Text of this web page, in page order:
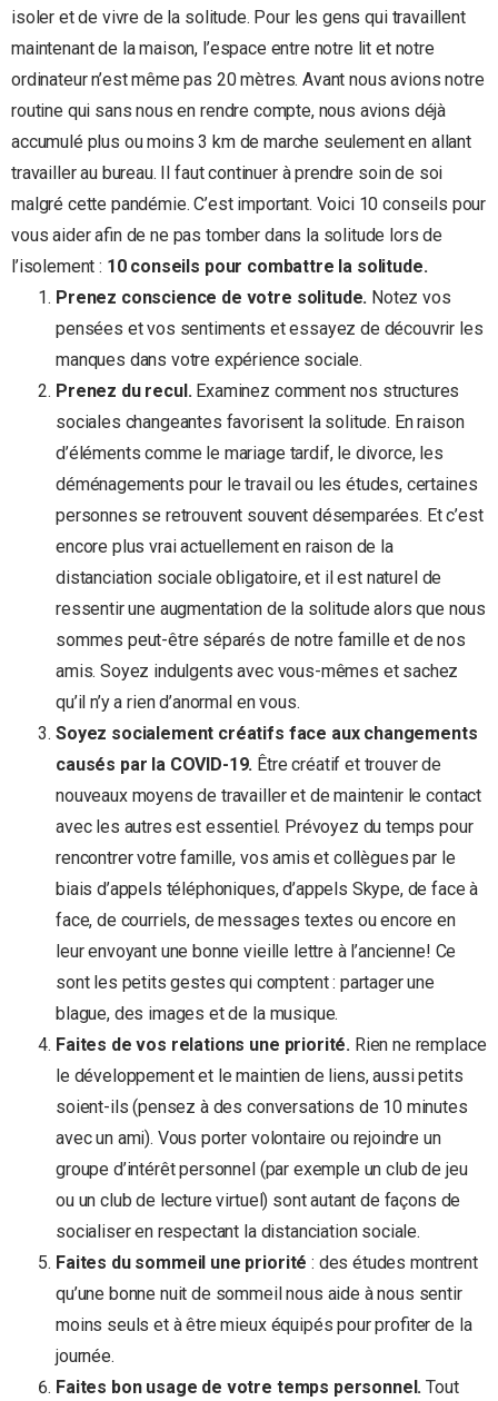
isoler et de vivre de la solitude. Pour les gens qui travaillent
maintenant de la maison, l’espace entre notre lit et notre
ordinateur n’est même pas 20 mètres. Avant nous avions notre
routine qui sans nous en rendre compte, nous avions déjà
accumulé plus ou moins 3 km de marche seulement en allant
travailler au bureau. Il faut continuer à prendre soin de soi
malgré cette pandémie. C’est important. Voici 10 conseils pour
vous aider afin de ne pas tomber dans la solitude lors de
l’isolement : 10 conseils pour combattre la solitude.
Prenez conscience de votre solitude. Notez vos
pensées et vos sentiments et essayez de découvrir les
manques dans votre expérience sociale.
Prenez du recul.Examinez comment nos structures
sociales changeantes favorisent la solitude. En raison
d’éléments comme le mariage tardif, le divorce, les
déménagements pour le travail ou les études, certaines
personnes se retrouvent souvent désemparées. Et c’est
encore plus vrai actuellement en raison de la
distanciation sociale obligatoire, et il est naturel de
ressentir une augmentation de la solitude alors que nous
sommes peut-être séparés de notre famille et de nos
amis. Soyez indulgents avec vous-mêmes et sachez
qu’il n’y a rien d’anormal en vous.
Soyez socialement créatifs face aux changements
causés par la COVID-19. Être créatif et trouver de
nouveaux moyens de travailler et de maintenir le contact
avec les autres est essentiel. Prévoyez du temps pour
rencontrer votre famille, vos amis et collègues par le
biais d’appels téléphoniques, d’appels Skype, de face à
face, de courriels, de messages textes ou encore en
leur envoyant une bonne vieille lettre à l’ancienne! Ce
sont les petits gestes qui comptent : partager une
blague, des images et de la musique.
Faites de vos relations une priorité. Rien ne remplace
le développement et le maintien de liens, aussi petits
soient-ils (pensez à des conversations de 10 minutes
avec un ami). Vous porter volontaire ou rejoindre un
groupe d’intérêt personnel (par exemple un club de jeu
ou un club de lecture virtuel) sont autant de façons de
socialiser en respectant la distanciation sociale.
Faites du sommeil une priorité : des études montrent
qu’une bonne nuit de sommeil nous aide à nous sentir
moins seuls et à être mieux équipés pour profiter de la
journée.
Faites bon usage de votre temps personnel. Tout